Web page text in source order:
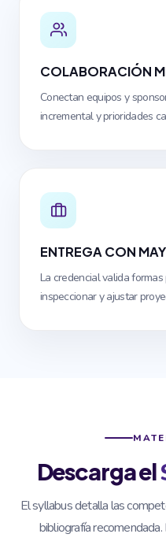
COLABORACIÓN
Conectan equipos y
incremental y prioridades
ENTREGA CON
La credencial valida
inspeccionar y ajustar
Descarga el
El syllabus detalla las
bibliografía